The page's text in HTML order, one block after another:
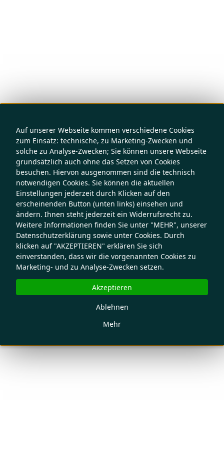
Auf unserer Webseite kommen verschiedene Cookies
zum Einsatz: technische, zu Marketing-Zwecken und
solche zu Analyse-Zwecken; Sie können unsere Webseite
grundsätzlich auch ohne das Setzen von Cookies
besuchen. Hiervon ausgenommen sind die technisch
notwendigen Cookies. Sie können die aktuellen
Einstellungen jederzeit durch Klicken auf den
erscheinenden Button (unten links) einsehen und
ändern. Ihnen steht jederzeit ein Widerrufsrecht zu.
Weitere Informationen finden Sie unter "MEHR", unserer
Datenschutzerklärung sowie unter Cookies. Durch
klicken auf "AKZEPTIEREN" erklären Sie sich
einverstanden, dass wir die vorgenannten Cookies zu
Marketing- und zu Analyse-Zwecken setzen.
Mehr
Ablehnen
Akzeptieren